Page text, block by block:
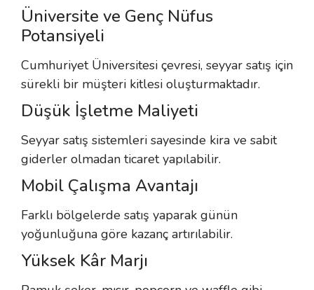
Üniversite ve Genç Nüfus
Potansiyeli
Cumhuriyet Üniversitesi çevresi, seyyar satış için
sürekli bir müşteri kitlesi oluşturmaktadır.
Düşük İşletme Maliyeti
Seyyar satış sistemleri sayesinde kira ve sabit
giderler olmadan ticaret yapılabilir.
Mobil Çalışma Avantajı
Farklı bölgelerde satış yaparak günün
yoğunluğuna göre kazanç artırılabilir.
Yüksek Kâr Marjı